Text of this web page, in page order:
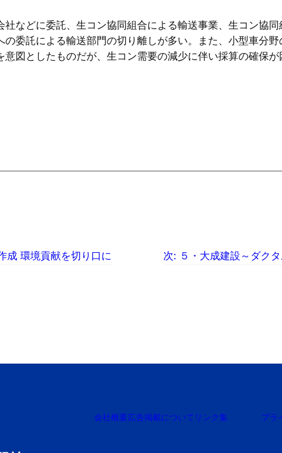
などに委託、生コン協同組合による輸送事業、生コン協同
委託による輸送部門の切り離しが多い。また、小型車分
図としたものだが、生コン需要の減少に伴い採算の確保
成 環境貢献を切り口に 次: ５・大成建設～ダク
会社概要広告掲載について リンク集 プラ